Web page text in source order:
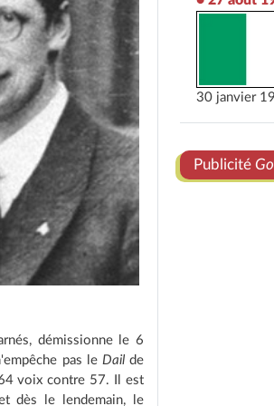
démissionne le 6
pas le Dailde
voix contre 57. Il est
dès le lendemain, le
30 janvier
Publicité